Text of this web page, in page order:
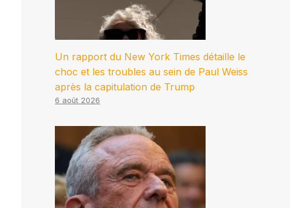
Un rapport du New York Times détaille le
choc et les troubles au sein de Paul Weiss
après la capitulation de Trump
6 août 2026